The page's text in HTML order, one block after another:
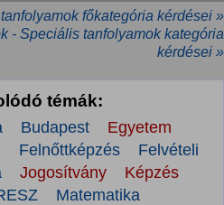
főkategória kérdései »
- Speciális tanfolyamok kategória
kérdései »
témák:
Budapest
Egyetem
Felnőttképzés
Felvételi
Jogosítvány
Képzés
Matematika